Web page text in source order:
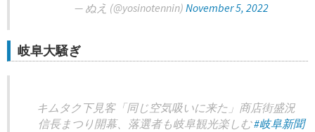
— ぬえ (@yosinotennin) November 5, 2022
岐阜大騒ぎ
キムタク下見客「同じ空気吸いに来た」商店街盛況
信長まつり開幕、落選者も岐阜観光楽しむ#岐阜新聞